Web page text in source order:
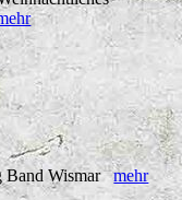
Band Wismarmehr